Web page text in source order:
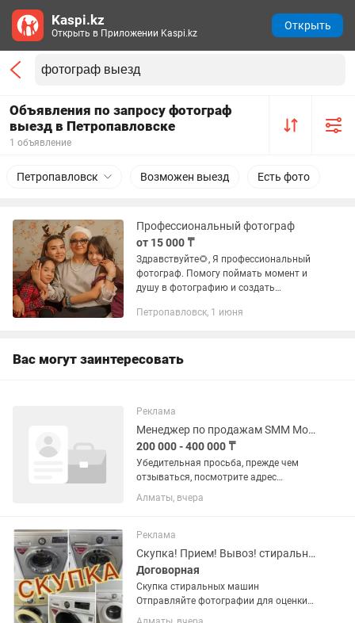
Объявления по запросу фотограф
выезд в Петропавловске
1 объявление
Петропавловск Возможен выезд Есть фото
Профессиональный фотограф
от 15 000 ₸
Здравствуйте🌻, Я профессиональный
фотограф. Помогу поймать момент и
душу в фотографию и создать
аккуратно, ориентируюсь на ваш вкус
Петропавловск, 1 июня
Вас могут заинтересовать
Реклама
Менеджер по продажам SMM Мобилограф
200 000 - 400 000 ₸
Убедительная просьба, прежде чем
отзываться, посмотрите адрес
рабочего места! Не занимайте время,
если вам далеко‼️‼️ Ежедневная фото- и
десерты, процесс...
Алматы, вчера
Реклама
Скупка! Прием! Вывоз! стиральных машин
Договорная
Скупка стиральных машин
Отправляйте фотографии для оценки
Вывоз по городу и за городом Выезд в
Kaspi.kz
Открыть в Приложении Kaspi.kz
Открыть